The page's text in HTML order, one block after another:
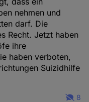
nehmen und
darf. Die
Recht. Jetzt haben
ihre
haben verboten,
Suizidhilfe
8